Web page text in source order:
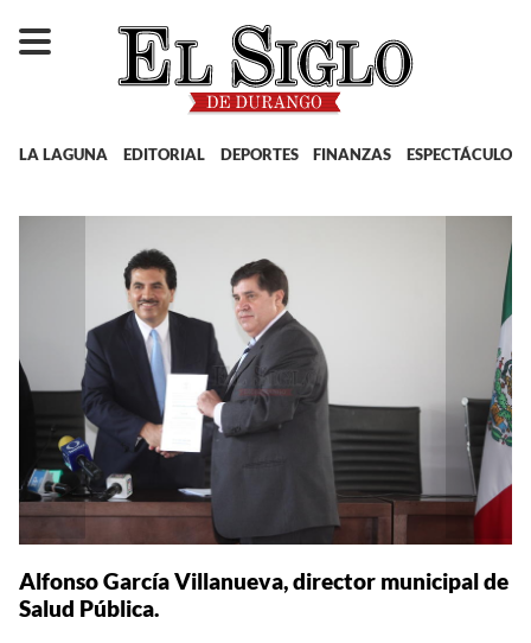
LA LAGUNA EDITORIAL DEPORTES FINANZAS ESPECTÁCULOS
Alfonso García Villanueva, director municipal de
Salud Pública.